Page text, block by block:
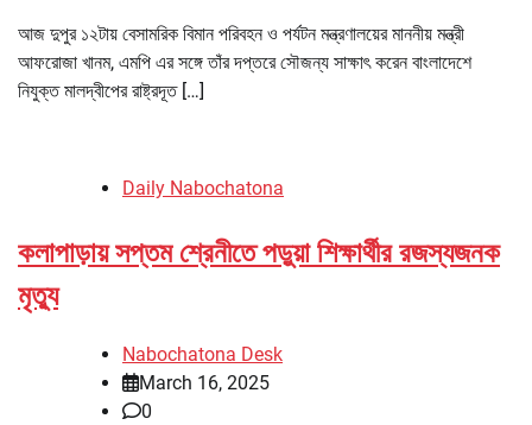
আজ দুপুর ১২টায় বেসামরিক বিমান পরিবহন ও পর্যটন মন্ত্রণালয়ের মাননীয় মন্ত্রী
আফরোজা খানম, এমপি এর সঙ্গে তাঁর দপ্তরে সৌজন্য সাক্ষাৎ করেন বাংলাদেশে
নিযুক্ত মালদ্বীপের রাষ্ট্রদূত […]
Daily Nabochatona
কলাপাড়ায় সপ্তম শ্রেনীতে পড়ুয়া শিক্ষার্থীর রজস্যজনক
মৃত্যু
Nabochatona Desk
March 16, 2025
0